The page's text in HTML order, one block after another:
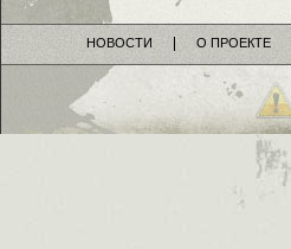
НОВОСТИ О ПРОЕКТЕ